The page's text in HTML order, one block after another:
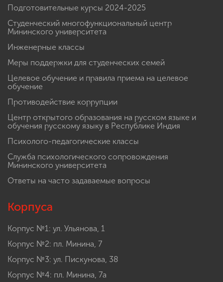
Подготовительные курсы 2024-2025
Студенческий многофункциональный центр
Мининского университета
Инженерные классы
Меры поддержки для студенческих семей
Целевое обучение и правила приема на целевое
обучение
Противодействие коррупции
Центр открытого образования на русском языке и
обучения русскому языку в Республике Индия
Психолого-педагогические классы
Служба психологического сопровождения
Мининского университета
Ответы на часто задаваемые вопросы
Корпуса
Корпус №1: ул. Ульянова, 1
Корпус №2: пл. Минина, 7
Корпус №3: ул. Пискунова, 38
Корпус №4: пл. Минина, 7а